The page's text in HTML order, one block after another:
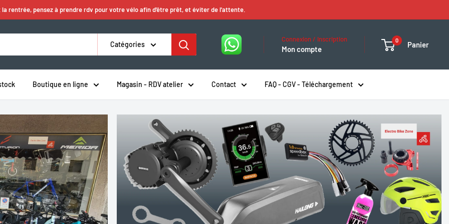
la rentrée, pensez à prendre rdv pour votre vélo afin d'être prêt, et éviter de l'attente.
Catégories
Connexion / Inscription
Mon compte
0 Panier
Boutique en ligne Magasin - RDV atelier Contact FAQ - CGV - Téléchargement